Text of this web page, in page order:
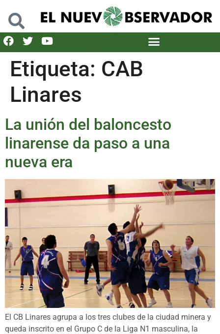
Etiqueta: CAB
Linares
La unión del baloncesto
linarense da paso a una
nueva era
El CB Linares agrupa a los tres clubes de la ciudad minera y
queda inscrito en el Grupo C de la Liga N1 masculina, la